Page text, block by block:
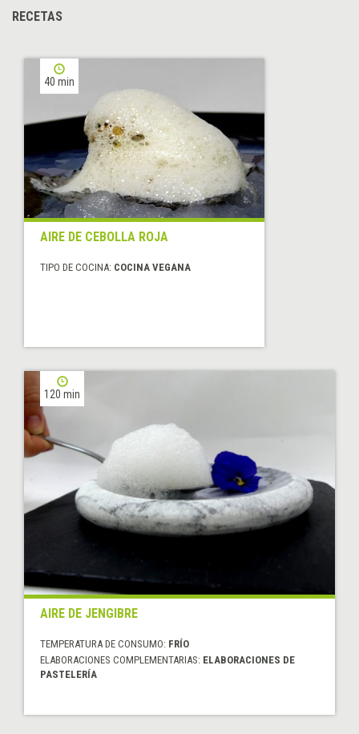
RECETAS
40 min
AIRE DE CEBOLLA ROJA
TIPO DE COCINA: COCINA VEGANA
120 min
AIRE DE JENGIBRE
TEMPERATURA DE CONSUMO: FRÍO
ELABORACIONES COMPLEMENTARIAS: ELABORACIONES DE
PASTELERÍA